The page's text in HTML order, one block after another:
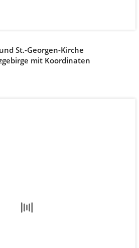
St.-Georgen-Kirche
mit Koordinaten